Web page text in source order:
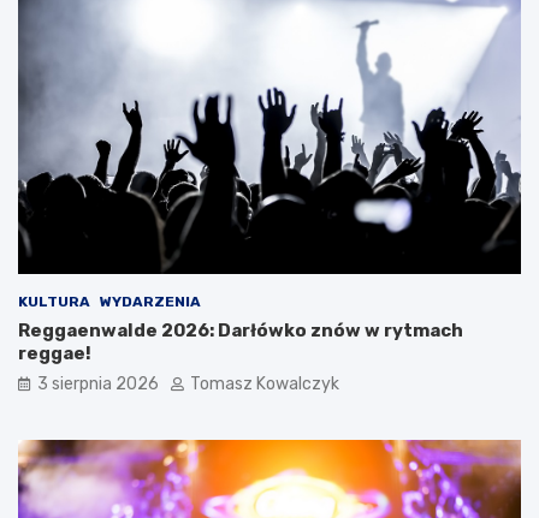
KULTURA WYDARZENIA
Reggaenwalde 2026: Darłówko znów w rytmach
reggae!
3 sierpnia 2026 Tomasz Kowalczyk